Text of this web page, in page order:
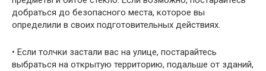
добраться до безопасного места, которое вы
определили в сво­их подготовительных действиях.
• Если толчки застали вас на улице, постарайтесь
выбраться на открытую территорию, подальше от зданий,